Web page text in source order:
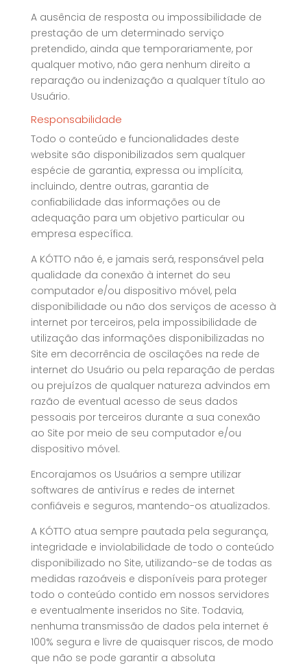
A ausência de resposta ou impossibilidade de
prestação de um determinado serviço
pretendido, ainda que temporariamente, por
qualquer motivo, não gera nenhum direito a
reparação ou indenização a qualquer título ao
Usuário.
Responsabilidade
Todo o conteúdo e funcionalidades deste
website são disponibilizados sem qualquer
espécie de garantia, expressa ou implícita,
incluindo, dentre outras, garantia de
confiabilidade das informações ou de
adequação para um objetivo particular ou
empresa específica.
A KÓTTO não é, e jamais será, responsável pela
qualidade da conexão à internet do seu
computador e/ou dispositivo móvel, pela
disponibilidade ou não dos serviços de acesso à
internet por terceiros, pela impossibilidade de
utilização das informações disponibilizadas no
Site em decorrência de oscilações na rede de
internet do Usuário ou pela reparação de perdas
ou prejuízos de qualquer natureza advindos em
razão de eventual acesso de seus dados
pessoais por terceiros durante a sua conexão
ao Site por meio de seu computador e/ou
dispositivo móvel.
Encorajamos os Usuários a sempre utilizar
softwares de antivírus e redes de internet
confiáveis e seguros, mantendo-os atualizados.
A KÓTTO atua sempre pautada pela segurança,
integridade e inviolabilidade de todo o conteúdo
disponibilizado no Site, utilizando-se de todas as
medidas razoáveis e disponíveis para proteger
todo o conteúdo contido em nossos servidores
e eventualmente inseridos no Site. Todavia,
nenhuma transmissão de dados pela internet é
100% segura e livre de quaisquer riscos, de modo
que não se pode garantir a absoluta